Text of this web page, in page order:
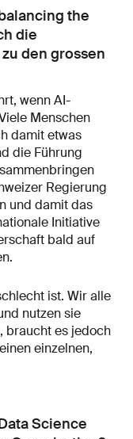
the
die
den grossen
wenn AI-
Menschen
damit etwas
die Führung
Regierung
und damit das
Initiative
bald auf
ist. Wir alle
nutzen sie
braucht es jedoch
einzelnen,
Science